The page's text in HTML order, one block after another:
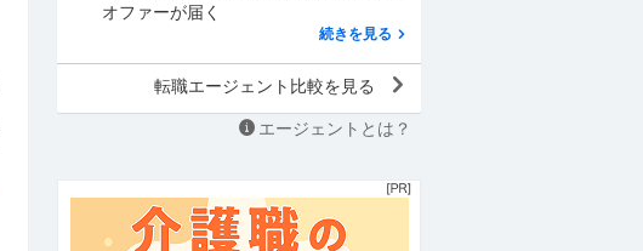
オファーが届く
続きを見る
転職エージェント比較を見る
エージェントとは？